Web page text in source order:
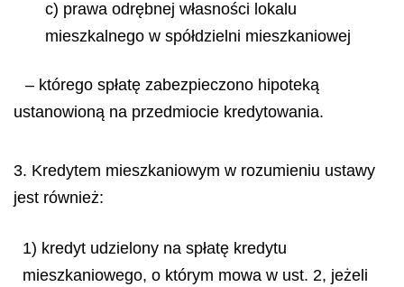
c) prawa odrębnej własności lokalu
mieszkalnego w spółdzielni mieszkaniowej
– którego spłatę zabezpieczono hipoteką
ustanowioną na przedmiocie kredytowania.
3. Kredytem mieszkaniowym w rozumieniu ustawy
jest również:
1) kredyt udzielony na spłatę kredytu
mieszkaniowego, o którym mowa w ust. 2, jeżeli